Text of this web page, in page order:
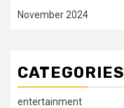
November 2024
CATEGORIES
entertainment